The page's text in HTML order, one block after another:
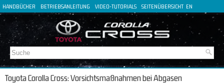
HANDBÜCHER BETRIEBSANLEITUNG VIDEO-TUTORIALS SEITENÜBERSICHT EN
FR
IT
Toyota Corolla Cross: Vorsichtsmaßnahmen bei Abgasen